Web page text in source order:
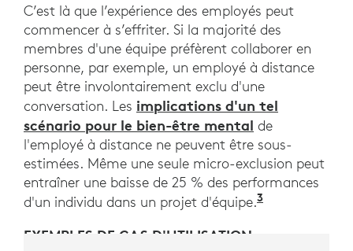
C’est là que l’expérience des employés peut
commencer à s’effriter. Si la majorité des
membres d'une équipe préfèrent collaborer en
personne, par exemple, un employé à distance
peut être involontairement exclu d'une
conversation. Les implications d'un tel
scénario pour le bien-être mental de
l'employé à distance ne peuvent être sous-
estimées. Même une seule micro-exclusion peut
entraîner une baisse de 25 % des performances
d'un individu dans un projet d'équipe.3
EXEMPLES DE CAS D'UTILISATION